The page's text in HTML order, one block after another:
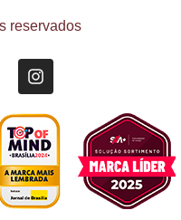
reservados